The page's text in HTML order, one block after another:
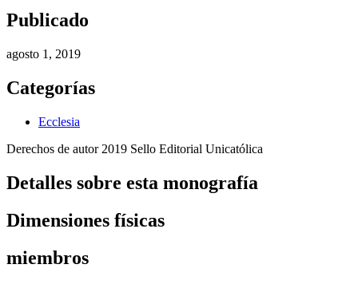
Publicado
agosto 1, 2019
Categorías
Ecclesia
Derechos de autor 2019 Sello Editorial Unicatólica
Detalles sobre esta monografía
Dimensiones físicas
miembros